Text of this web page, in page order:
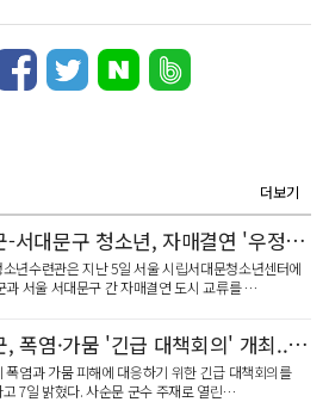
더보기
장흥군-서대문구 청소년, 자매결연 '우정' 잇다
년수련관은 지난 5일 서울 시립서대문청소년센터에
과 서울 서대문구 간 자매결연 도시 교류를 …
장흥군, 폭염·가뭄 '긴급 대책회의' 개최... "피해 막아라"
폭염과 가뭄 피해에 대응하기 위한 긴급 대책회의를
고 7일 밝혔다. 사순문 군수 주재로 열린…